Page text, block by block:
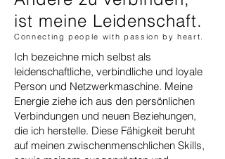
ist meine Leidenschaft.
Connecting people with passion by heart.
Ich bezeichne mich selbst als
leidenschaftliche, verbindliche und loyale
Person und Netzwerkmaschine. Meine
Energie ziehe ich aus den persönlichen
Verbindungen und neuen Beziehungen,
die ich herstelle. Diese Fähigkeit beruht
auf meinen zwischenmenschlichen Skills,